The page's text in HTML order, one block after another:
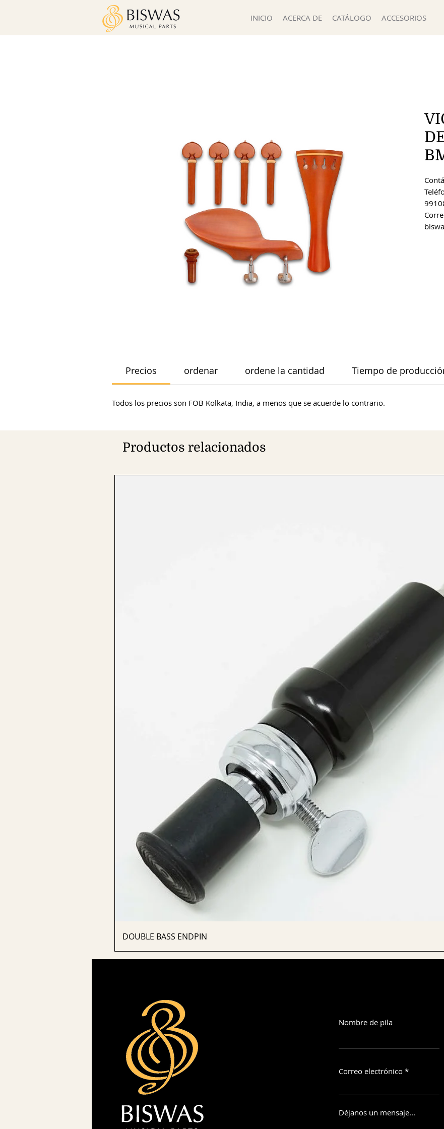
INICIO ACERCA DE CATÁLOGO ACCESORIOS
Precios ordenar ordene la cantidad Tiempo de
Todos los precios son FOB Kolkata, India, a menos que se acuerde lo contrario.
Productos relacionados
DOUBLE BASS ENDPIN
Nombre de pila
Correo electrónico
Déjanos un mensaje...